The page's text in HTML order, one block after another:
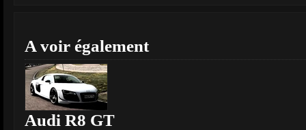
A voir également
Audi R8 GT